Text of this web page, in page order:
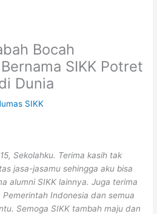
Bocah
SIKK Potret
Dunia
SIKK
Sekolahku. Terima kasih tak
jasa-jasamu sehingga aku bisa
alumni SIKK lainnya. Juga terima
Indonesia dan semua
Semoga SIKK tambah maju dan